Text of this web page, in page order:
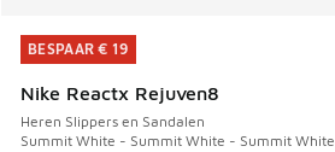
BESPAAR € 19
Nike Reactx Rejuven8
Heren Slippers en Sandalen
Summit White - Summit White - Summit White
BESPAAR € 19